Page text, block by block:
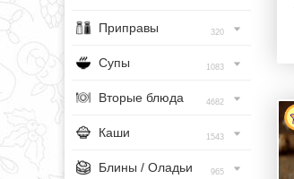
Приправы 320
Супы 1083
Вторые блюда 4682
Каши 1543
Блины / Оладьи 965